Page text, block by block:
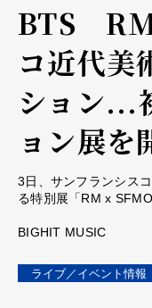
BTS RM
コ近代美
ション...
ョン展を
3日、サンフランシス
る特別展「RM x
BIGHIT MUSIC
ライブ／イベント情報